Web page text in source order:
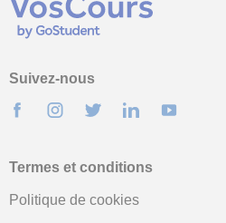
Suivez-nous
Termes et conditions
Politique de cookies